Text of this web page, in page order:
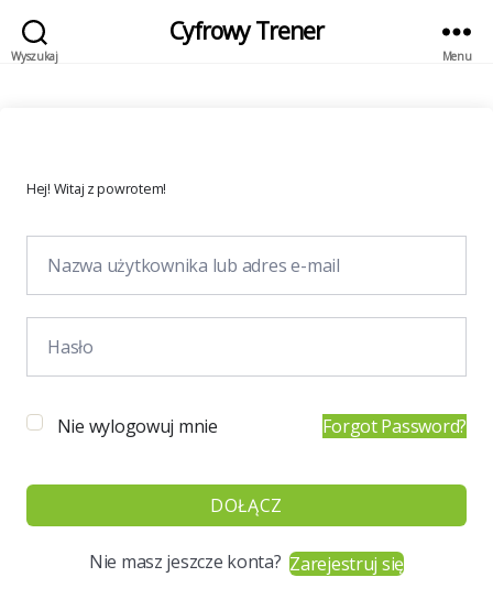
Wyszukaj
Cyfrowy Trener
Menu
Hej! Witaj z powrotem!
Nie wylogowuj mnie Forgot Password?
DOŁĄCZ
Nie masz jeszcze konta?Zarejestruj się